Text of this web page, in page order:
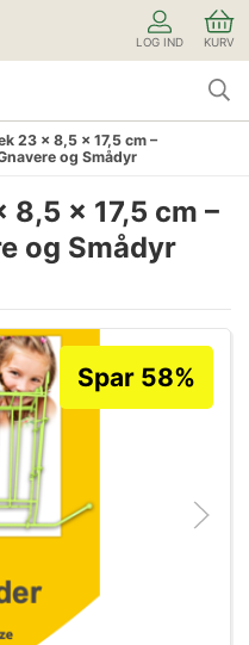
LOG IND KURV
23 x 8,5 x 17,5 cm –
og Smådyr
x 17,5 cm –
og Smådyr
Spar 58%